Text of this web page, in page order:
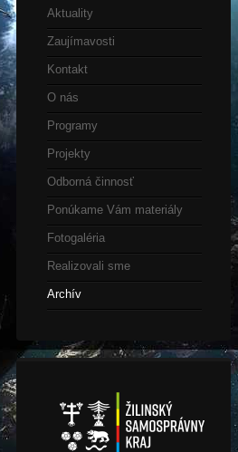
Aktuality
Zaujímavosti
Kontakt
O nás
Programy
Projekty
Odborná činnosť
Ponúkame Vám materiály
Fotogaléria
Realizovali sme
Archív